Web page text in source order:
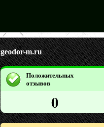
geodor-m.ru
Положительных
отзывов
0